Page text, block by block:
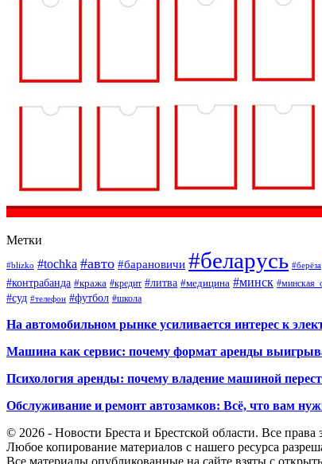
Метки
#blizko #tochka #авто #барановичи #беларусь #берёза
#контрабанда #кража #кредит #литва #медицина #минск
#суд #телефон #футбол #школа
На автомобильном рынке усиливается интерес к
Машина как сервис: почему формат аренды
Психология аренды: почему владение машиной
Обслуживание и ремонт автозамков: Всё, что вам
© 2026 - Новости Бреста и Брестской области. Все
Любое копирование материалов с нашего ресурса
Все материалы опубликованные на сайте взяты с